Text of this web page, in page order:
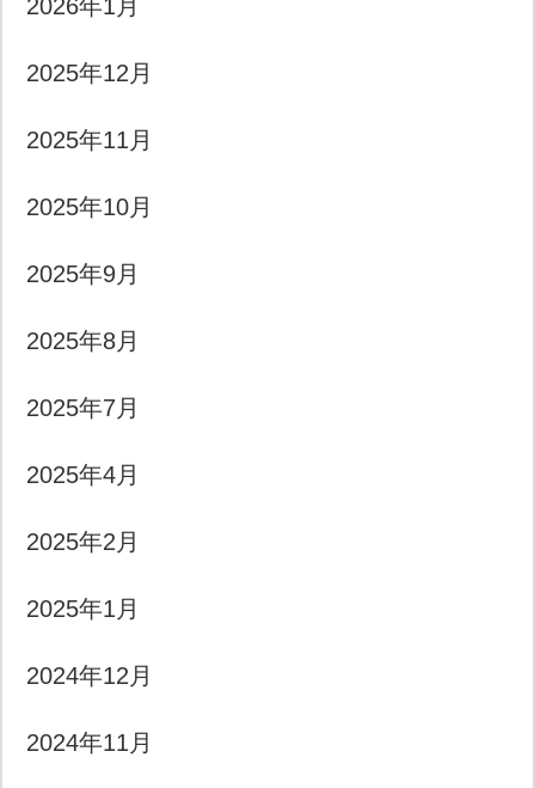
2026年1月
2025年12月
2025年11月
2025年10月
2025年9月
2025年8月
2025年7月
2025年4月
2025年2月
2025年1月
2024年12月
2024年11月